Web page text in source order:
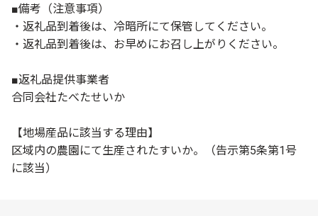
■備考（注意事項）
・返礼品到着後は、冷暗所にて保管してください。
・返礼品到着後は、お早めにお召し上がりください。
■返礼品提供事業者
合同会社たべたせいか
【地場産品に該当する理由】
区域内の農園にて生産されたすいか。（告示第5条第1号
に該当）